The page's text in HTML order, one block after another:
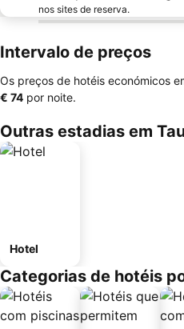
nos sites de reserva.
Intervalo de preços
Os preços de hotéis económicos
‎€ 74 por noite.
Outras estadias em
Hotel
Categorias de hotéis